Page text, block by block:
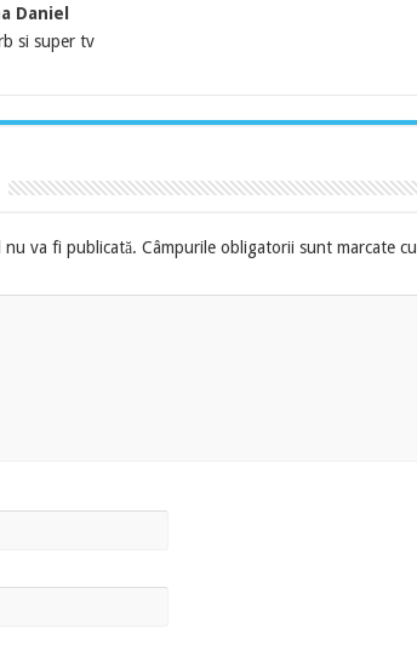
Daniel
si super tv
nu va fi publicată. Câmpurile obligatorii sunt marcate cu